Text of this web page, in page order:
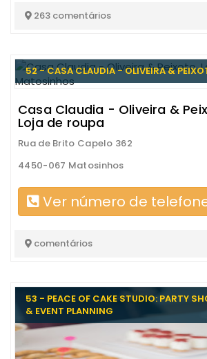
263 comentários
52 - CASA CLAUDIA - OLIVEIRA &
Casa Claudia - Oliveira &
Loja de roupa
Rua de Brito Capelo 362
4450-067 Matosinhos
Ver número de
comentários
53 - PEACE OF CAKE STUDIO: PARTY
& EVENT PLANNING